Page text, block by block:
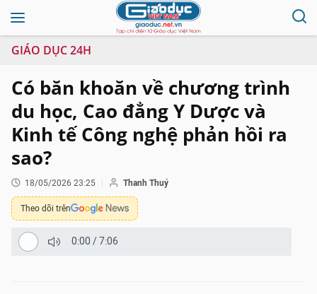
GIÁO DỤC 24H
Có băn khoăn về chương trình
du học, Cao đẳng Y Dược và
Kinh tế Công nghệ phản hồi ra
sao?
18/05/2026 23:25 Thanh Thuý
Theo dõi trên
0:00 /7:06